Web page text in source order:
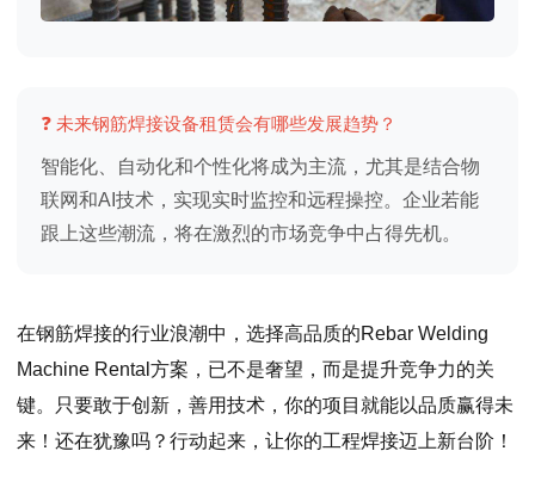
❓ 未来钢筋焊接设备租赁会有哪些发展趋势？
智能化、自动化和个性化将成为主流，尤其是结合物
联网和AI技术，实现实时监控和远程操控。企业若能
跟上这些潮流，将在激烈的市场竞争中占得先机。
在钢筋焊接的行业浪潮中，选择高品质的Rebar Welding
Machine Rental方案，已不是奢望，而是提升竞争力的关
键。只要敢于创新，善用技术，你的项目就能以品质赢得未
来！还在犹豫吗？行动起来，让你的工程焊接迈上新台阶！